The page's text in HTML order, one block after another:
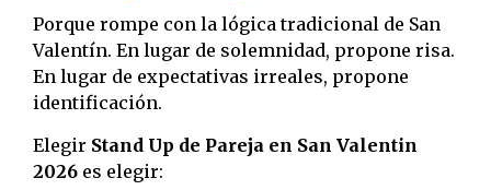
Porque rompe con la lógica tradicional de San
Valentín. En lugar de solemnidad, propone risa.
En lugar de expectativas irreales, propone
identificación.
Elegir Stand Up de Pareja en San Valentin
2026 es elegir: